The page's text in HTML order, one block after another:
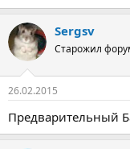
Sergsv
Старожил
26.02.2015
Предварительный